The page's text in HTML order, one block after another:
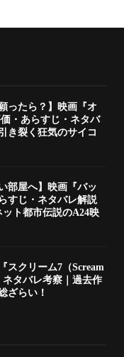
ったら？】映画『オ
・あらすじ・ネタバ
き裂く狂気のサイコ
部屋へ】映画『バッ
すじ・ネタバレ解説
ット都市伝説のA24映
スクリーム7（Scream
タバレ考察｜過去作
ざらい！